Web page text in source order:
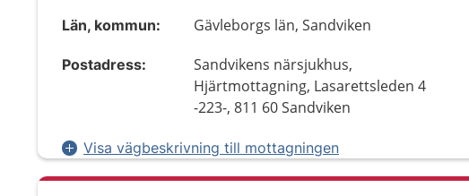
Län, kommun: Gävleborgs län, Sandviken
Postadress:
Sandvikens närsjukhus,
Hjärtmottagning, Lasarettsleden 4
-223-, 811 60 Sandviken
Visa vägbeskrivning till mottagningen